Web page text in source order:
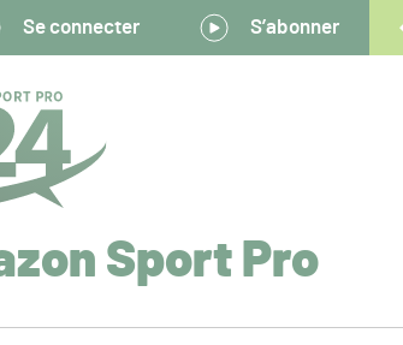
Se connecter S’abonner
Sport Pro